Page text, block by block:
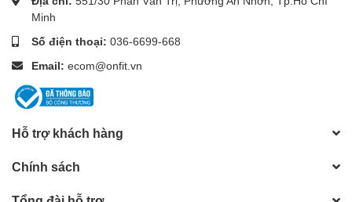
Minh
Số điện thoại: 036-6699-668
Email: ecom@onfit.vn
Hỗ trợ khách hàng
Chính sách